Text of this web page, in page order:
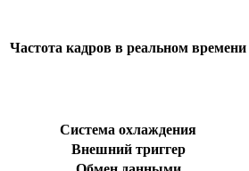
Частота кадров в реальном времени
Система охлаждения
Внешний триггер